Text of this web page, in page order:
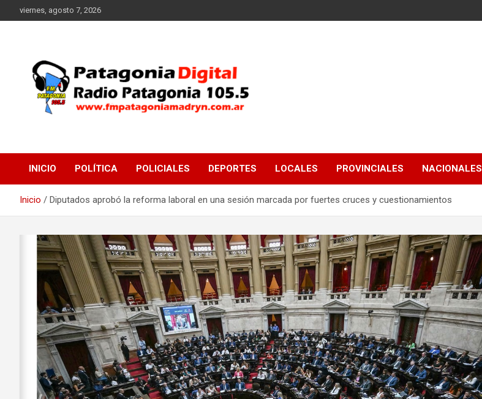
al
viernes, agosto 7, 2026
FM Patagonia Madryn
INICIO POLÍTICA POLICIALES DEPORTES LOCALES PROVINCIALES NACIONALES
Inicio Diputados aprobó la reforma laboral en una sesión marcada por fuertes cruces y cuestionamientos